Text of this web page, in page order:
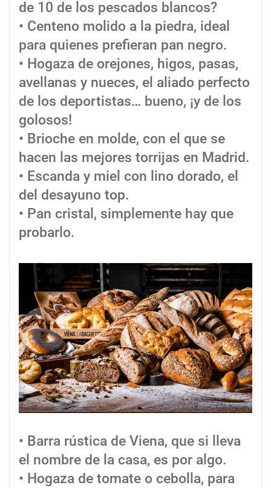
de 10 de los pescados blancos?
• Centeno molido a la piedra, ideal
para quienes prefieran pan negro.
• Hogaza de orejones, higos, pasas,
avellanas y nueces, el aliado perfecto
de los deportistas… bueno, ¡y de los
golosos!
• Brioche en molde, con el que se
hacen las mejores torrijas en Madrid.
• Escanda y miel con lino dorado, el
del desayuno top.
• Pan cristal, simplemente hay que
probarlo.
• Barra rústica de Viena, que si lleva
el nombre de la casa, es por algo.
• Hogaza de tomate o cebolla, para